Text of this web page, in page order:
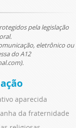
pela legislação
eletrônico ou
do A12
aparecida
da fraternidade